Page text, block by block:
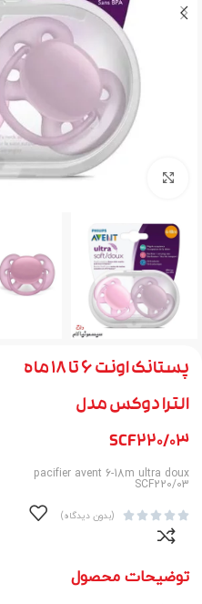
برای بزرگنمایی کلیک کنید
پستانک اونت ۶ تا ۱۸ ماه
الترا دوکس مدل
SCF220/03
pacifier avent 6-18m ultra doux
SCF220/03




 (بدون دیدگاه)
توضیحات محصول